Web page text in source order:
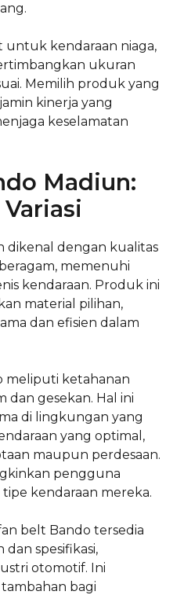
untuk kendaraan niaga,
ukuran
Memilih produk yang
kinerja yang
keselamatan
Madiun:
dikenal dengan kualitas
memenuhi
kendaraan. Produk ini
material pilihan,
dan efisien dalam
meliputi ketahanan
gesekan. Hal ini
di lingkungan yang
yang optimal,
maupun perdesaan.
pengguna
kendaraan mereka.
belt Bando tersedia
spesifikasi,
otomotif. Ini
bagi